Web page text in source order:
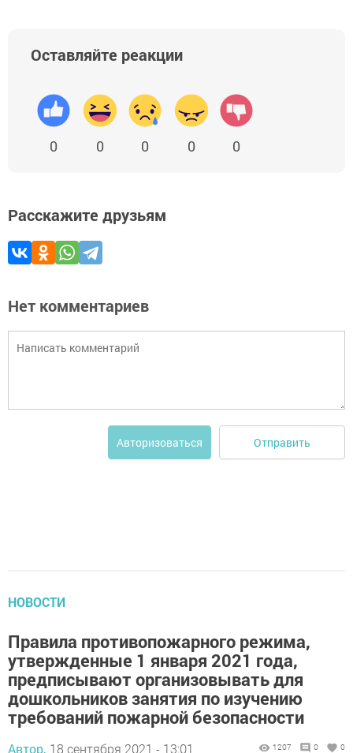
Оставляйте реакции
0 0 0 0 0
Расскажите друзьям
Нет комментариев
Авторизоваться Отправить
НОВОСТИ
Правила противопожарного режима,
утвержденные 1 января 2021 года,
предписывают организовывать для
дошкольников занятия по изучению
требований пожарной безопасности
Автор, 18 сентября 2021 - 13:01 1207 0 0